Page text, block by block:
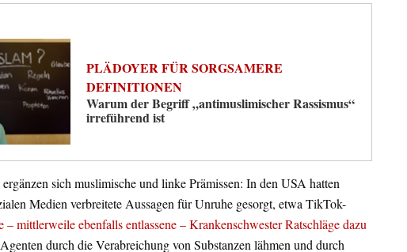
PLÄDOYER FÜR SORGSAMERE
DEFINITIONEN
Warum der Begriff „antimuslimischer Rassismus“
irreführend ist
sich muslimische und linke Prämissen: In den USA hatten
Medien verbreitete Aussagen für Unruhe gesorgt, etwa TikTok-
– mittlerweile ebenfalls entlassene – Krankenschwester Ratschläge dazu
durch die Verabreichung von Substanzen lähmen und durch